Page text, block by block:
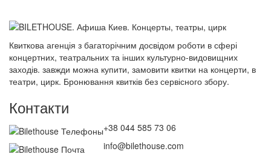
Квиткова агенція з багаторічним досвідом роботи в сфері
концертних, театральних та інших культурно-видовищних
заходів. завжди можна купити, замовити квитки на концерти, в
театри, цирк. Бронювання квитків без сервісного збору.
Контакти
+38 044 585 73 06
info@bilethouse.com